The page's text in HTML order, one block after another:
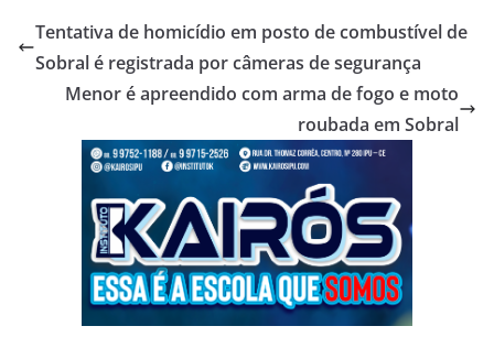
Tentativa de homicídio em posto de combustível de
Sobral é registrada por câmeras de segurança
Menor é apreendido com arma de fogo e moto
roubada em Sobral